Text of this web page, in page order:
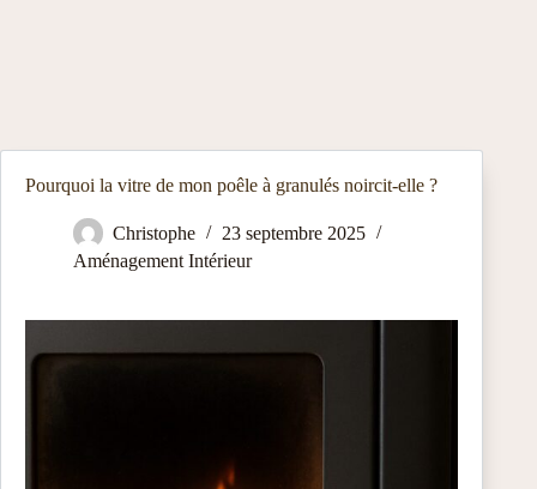
Pourquoi la vitre de mon poêle à granulés noircit-elle ?
Christophe
23 septembre 2025
Aménagement Intérieur